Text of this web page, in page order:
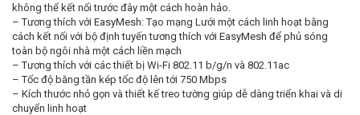
không thể kết nối trước đây một cách hoàn hảo.
– Tương thích với EasyMesh: Tạo mạng Lưới một cách linh hoạt bằng
cách kết nối với bộ định tuyến tương thích với EasyMesh để phủ sóng
toàn bộ ngôi nhà một cách liền mạch
– Tương thích với các thiết bị Wi-Fi 802.11 b/g/n và 802.11ac
– Tốc độ băng tần kép tốc độ lên tới 750 Mbps
– Kích thước nhỏ gọn và thiết kế treo tường giúp dễ dàng triển khai và di
chuyển linh hoạt